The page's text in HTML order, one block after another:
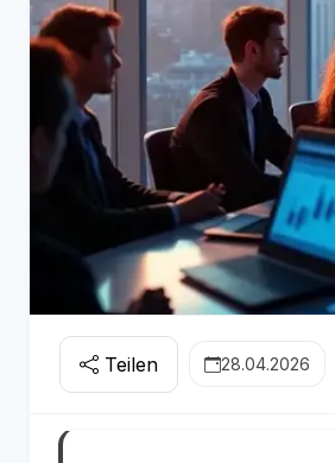
Teilen 28.04.2026